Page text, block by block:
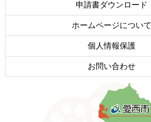
申請書ダウンロード
ホームページについて
個人情報保護
お問い合わせ